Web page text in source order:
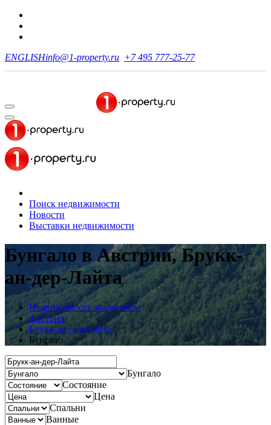
ENGLISHinfo@1-property.ru +7 495 777-25-77
Поиск недвижимости
Новости
Выставки недвижимости
Бунгало в Австрии, Брукк-
ан-дер-Лайта
Недвижимость за рубежом
Австрия
Брукк-ан-дер-Лайта
Бунгало
Бунгало
Состояние
Цена
Спальни
Ванные